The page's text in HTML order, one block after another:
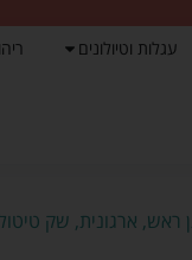
עגלות וטיולונים
ראש, ארגונית, שק